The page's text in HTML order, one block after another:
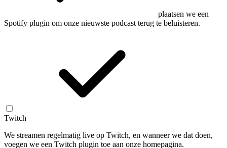
plaatsen we een
Spotify plugin om onze nieuwste podcast terug te beluisteren.
Twitch
We streamen regelmatig live op Twitch, en wanneer we dat doen,
voegen we een Twitch plugin toe aan onze homepagina.